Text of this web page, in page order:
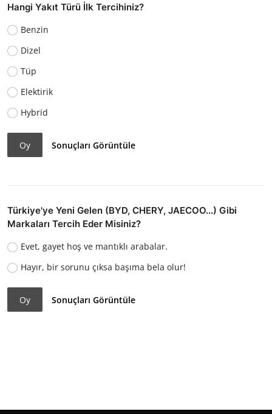
Hangi Yakıt Türü İlk Tercihiniz?
Benzin
Dizel
Tüp
Elektirik
Hybrid
Oy Sonuçları Görüntüle
Türkiye'ye Yeni Gelen (BYD, CHERY, JAECOO...) Gibi
Markaları Tercih Eder Misiniz?
Evet, gayet hoş ve mantıklı arabalar.
Hayır, bir sorunu çıksa başıma bela olur!
Oy Sonuçları Görüntüle